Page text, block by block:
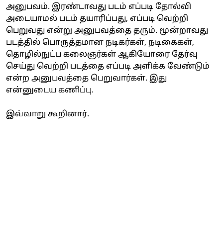
அனுபவம். இரண்டாவது படம் எப்படி தோல்வி
அடையாமல் படம் தயாரிப்பது, எப்படி வெற்றி
பெறுவது என்று அனுபவத்தை தரும். மூன்றாவது
படத்தில் பொருத்தமான நடிகர்கள், நடிகைகள்,
தொழில்நுட்ப கலைஞர்கள் ஆகியோரை தேர்வு
செய்து வெற்றி படத்தை எப்படி அளிக்க வேண்டும்
என்ற அனுபவத்தை பெறுவார்கள். இது
என்னுடைய கணிப்பு.
இவ்வாறு கூறினார்.